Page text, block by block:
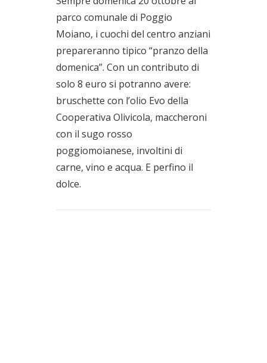
parco comunale di Poggio
Moiano, i cuochi del centro anziani
prepareranno tipico “pranzo della
domenica”. Con un contributo di
solo 8 euro si potranno avere:
bruschette con l’olio Evo della
Cooperativa Olivicola, maccheroni
con il sugo rosso
poggiomoianese, involtini di
carne, vino e acqua. E perfino il
dolce.